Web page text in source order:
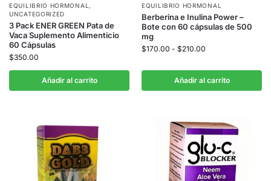
EQUILIBRIO HORMONAL ,
UNCATEGORIZED
3 Pack ENER GREEN Pata de
Vaca Suplemento Alimenticio
60 Cápsulas
$350.00
Añadir al carrito
EQUILIBRIO HORMONAL
Berberina e Inulina Power –
Bote con 60 cápsulas de 500
mg
$170.00 - $210.00
Añadir al carrito